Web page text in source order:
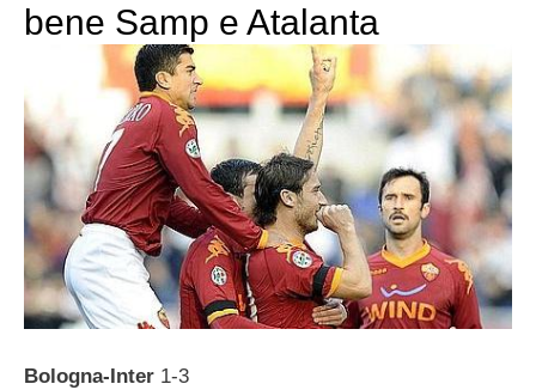
bene Samp e Atalanta
Bologna-Inter 1-3